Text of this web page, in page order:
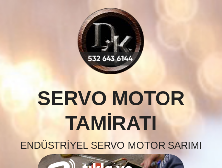
SERVO MOTOR
TAMIRATI
ENDÜSTRIYEL SERVO MOTOR SARIMI